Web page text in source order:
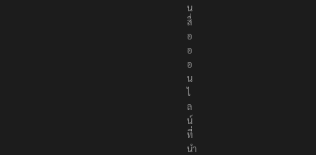
สื่
อ
อ
อ
น
ไ
ล
น์
ที่
นำ
เ